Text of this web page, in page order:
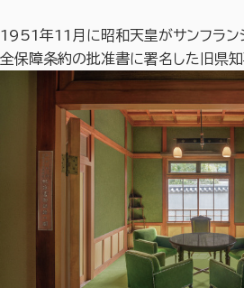
1951年11月に昭和天皇がサンフラン
全保障条約の批准書に署名した旧県知